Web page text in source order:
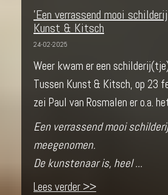
'Een verrassend mooi
Kunst & Kitsch
24-02-2025
Weer kwam er een
Tussen Kunst & Kitsch, op 23
zei Paul van Rosmalen er o.a.
Een verrassend mooi
meegenomen.
De kunstenaar is, heel ...
Lees verder >>